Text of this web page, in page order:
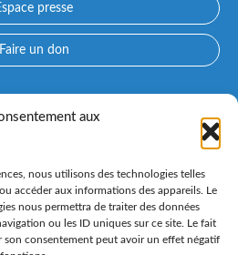
aux
nous utilisons des technologies telles
accéder aux informations des appareils. Le
nous permettra de traiter des données
ou les ID uniques sur ce site. Le fait
son consentement peut avoir un effet négatif
presse
Faire un don
un médecin
CONFLUENT et préadmission en